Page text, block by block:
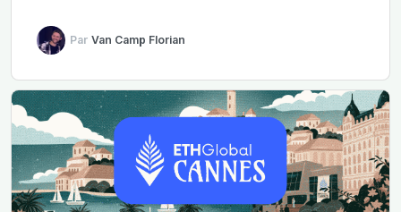
Par Van Camp Florian